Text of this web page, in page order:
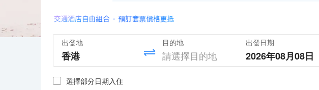
出發地 目的地 出發日期
2026年08月08日
選擇部分日期入住